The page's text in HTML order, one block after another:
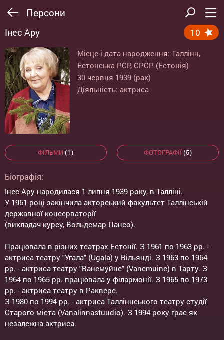
Персони
Інес Ару 10
Місце і дата народження: Таллінн,
Естонська РСР, СРСР (Естонія)
30 червня 1939 (рак)
Діяльність: актриса
ФІЛЬМИ (1) ФОТОГРАФІЇ(5)
Біографія:
Інес Ару народилася 1 липня 1939 року, в Талліні.
У 1961 році закінчила акторський факультет Таллінській
державної консерваторії
(викладач курсу, Вольдемар Пансо).
Працювала в різних театрах Естонії. З 1961 по 1963 рр. -
актриса театру "Угала" (Ugala) у Вільянді. З 1963 по 1964
рр. - актриса театру "Ванемуйне" (Vanemuine) в Тарту. З
1964 по 1965 рр. працювала у філармонії. З 1965 по 1973
рр. - актриса театру в Раквере.
З 1980 по 1994 рр. - актриса Талліннського театру-студії
Старого міста (Vanalinnastuudio). З 1994 року грає як
незалежна актриса.